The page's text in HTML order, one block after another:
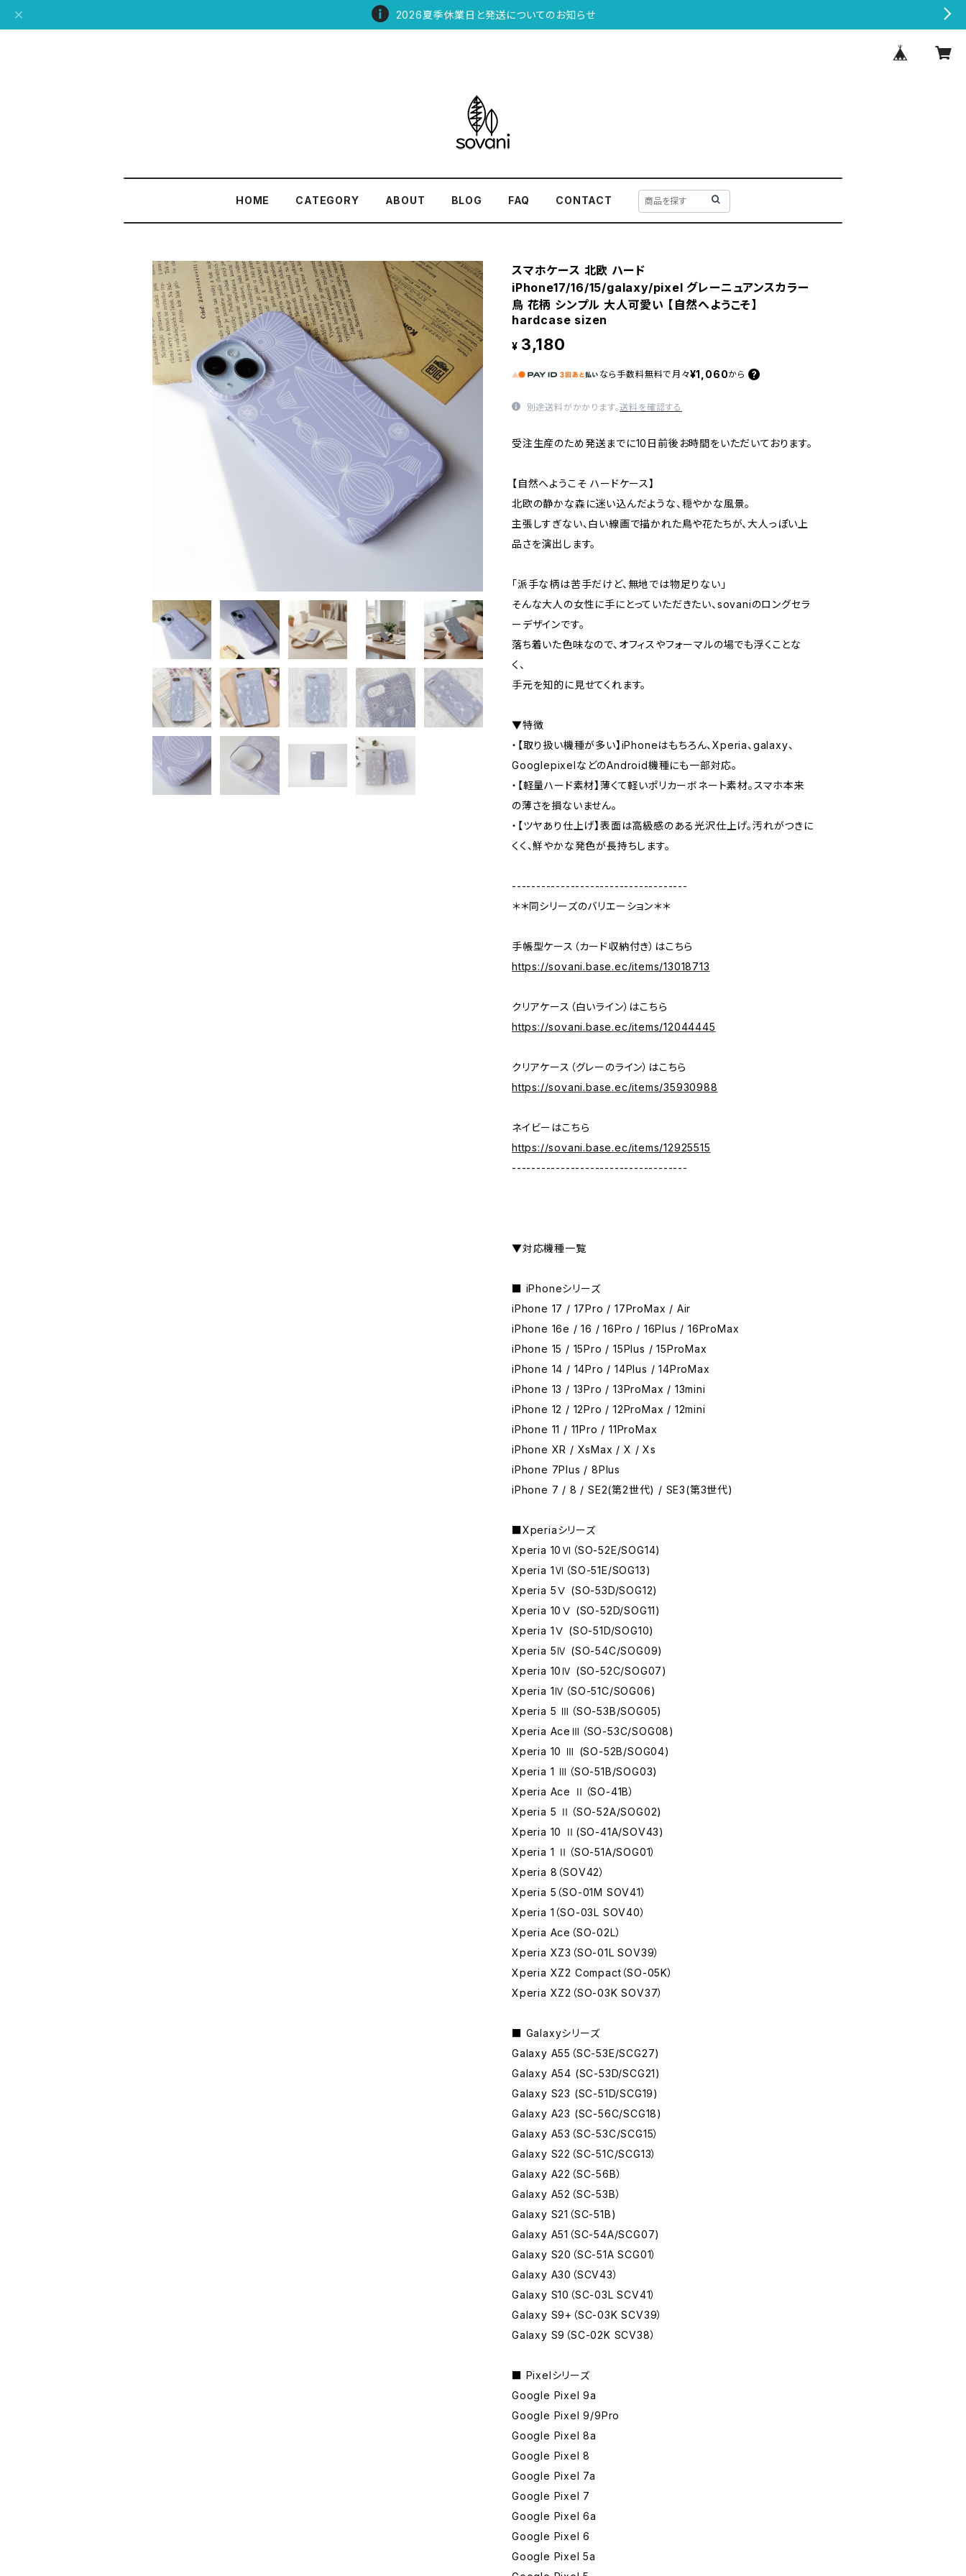
2026夏季休業日と発送についてのお知らせ
HOME CATEGORY ABOUT BLOG FAQ CONTACT
スマホケース 北欧 ハード
iPhone17/16/15/galaxy/pixel グレーニュアンスカラー
鳥 花柄 シンプル 大人可愛い 【自然へようこそ】
hardcase sizen
¥ 3,180
なら 手数料無料で 月々¥1,060から
別途送料がかかります。送料を確認する
受注生産のため発送までに10日前後お時間をいただいております。
【自然へようこそ ハードケース】
北欧の静かな森に迷い込んだような、穏やかな風景。
主張しすぎない、白い線画で描かれた鳥や花たちが、大人っぽい上
品さを演出します。
「派手な柄は苦手だけど、無地では物足りない」
そんな大人の女性に手にとっていただきたい、sovaniのロングセラ
ーデザインです。
落ち着いた色味なので、オフィスやフォーマルの場でも浮くことな
く、
手元を知的に見せてくれます。
▼特徴
・【取り扱い機種が多い】iPhoneはもちろん、Xperia、galaxy、
GooglepixelなどのAndroid機種にも一部対応。
・【軽量ハード素材】薄くて軽いポリカーボネート素材。スマホ本来
の薄さを損ないません。
・【ツヤあり仕上げ】表面は高級感のある光沢仕上げ。汚れがつきに
くく、鮮やかな発色が長持ちします。
------------------------------------
＊＊同シリーズのバリエーション＊＊
手帳型ケース（カード収納付き）はこちら
https://sovani.base.ec/items/13018713
クリアケース（白いライン）はこちら
https://sovani.base.ec/items/12044445
クリアケース（グレーのライン）はこちら
https://sovani.base.ec/items/35930988
ネイビーはこちら
https://sovani.base.ec/items/12925515
------------------------------------
▼対応機種一覧
■ iPhoneシリーズ
iPhone 17 / 17Pro / 17ProMax / Air
iPhone 16e / 16 / 16Pro / 16Plus / 16ProMax
iPhone 15 / 15Pro / 15Plus / 15ProMax
iPhone 14 / 14Pro / 14Plus / 14ProMax
iPhone 13 / 13Pro / 13ProMax / 13mini
iPhone 12 / 12Pro / 12ProMax / 12mini
iPhone 11 / 11Pro / 11ProMax
iPhone XR / XsMax / X / Xs
iPhone 7Plus / 8Plus
iPhone 7 / 8 / SE2(第2世代) / SE3(第3世代)
■Xperiaシリーズ
Xperia 10Ⅵ（SO-52E/SOG14)
Xperia 1Ⅵ（SO-51E/SOG13)
Xperia 5Ⅴ (SO-53D/SOG12)
Xperia 10Ⅴ (SO-52D/SOG11)
Xperia 1Ⅴ (SO-51D/SOG10)
Xperia 5Ⅳ (SO-54C/SOG09)
Xperia 10Ⅳ (SO-52C/SOG07)
Xperia 1Ⅳ（SO-51C/SOG06)
Xperia 5 Ⅲ（SO-53B/SOG05)
Xperia AceⅢ（SO-53C/SOG08)
Xperia 10 Ⅲ (SO-52B/SOG04)
Xperia 1 Ⅲ（SO-51B/SOG03)
Xperia Ace Ⅱ（SO-41B）
Xperia 5 Ⅱ（SO-52A/SOG02)
Xperia 10 Ⅱ(SO-41A/SOV43)
Xperia 1 Ⅱ（SO-51A/SOG01）
Xperia 8（SOV42）
Xperia 5（SO-01M SOV41）
Xperia 1（SO-03L SOV40）
Xperia Ace（SO-02L）
Xperia XZ3（SO-01L SOV39）
Xperia XZ2 Compact（SO-05K）
Xperia XZ2（SO-03K SOV37）
■ Galaxyシリーズ
Galaxy A55（SC-53E/SCG27)
Galaxy A54 (SC-53D/SCG21)
Galaxy S23 (SC-51D/SCG19)
Galaxy A23 (SC-56C/SCG18)
Galaxy A53（SC-53C/SCG15）
Galaxy S22（SC-51C/SCG13）
Galaxy A22（SC-56B）
Galaxy A52（SC-53B）
Galaxy S21（SC-51B)
Galaxy A51（SC-54A/SCG07)
Galaxy S20（SC-51A SCG01）
Galaxy A30（SCV43）
Galaxy S10（SC-03L SCV41）
Galaxy S9+（SC-03K SCV39）
Galaxy S9（SC-02K SCV38）
■ Pixelシリーズ
Google Pixel 9a
Google Pixel 9/9Pro
Google Pixel 8a
Google Pixel 8
Google Pixel 7a
Google Pixel 7
Google Pixel 6a
Google Pixel 6
Google Pixel 5a